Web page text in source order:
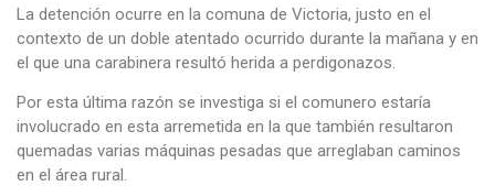
La detención ocurre en la comuna de Victoria, justo en el
contexto de un doble atentado ocurrido durante la mañana y en
el que una carabinera resultó herida a perdigonazos.
Por esta última razón se investiga si el comunero estaría
involucrado en esta arremetida en la que también resultaron
quemadas varias máquinas pesadas que arreglaban caminos
en el área rural.